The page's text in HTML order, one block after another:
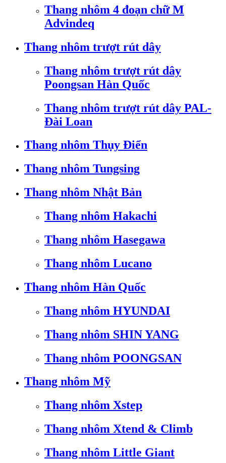
Thang nhôm 4 đoạn chữ M
Advindeq
Thang nhôm trượt rút dây
Thang nhôm trượt rút dây
Poongsan Hàn Quốc
Thang nhôm trượt rút dây PAL-
Đài Loan
Thang nhôm Thụy Điển
Thang nhôm Tungsing
Thang nhôm Nhật Bản
Thang nhôm Hakachi
Thang nhôm Hasegawa
Thang nhôm Lucano
Thang nhôm Hàn Quốc
Thang nhôm HYUNDAI
Thang nhôm SHIN YANG
Thang nhôm POONGSAN
Thang nhôm Mỹ
Thang nhôm Xstep
Thang nhôm Xtend & Climb
Thang nhôm Little Giant